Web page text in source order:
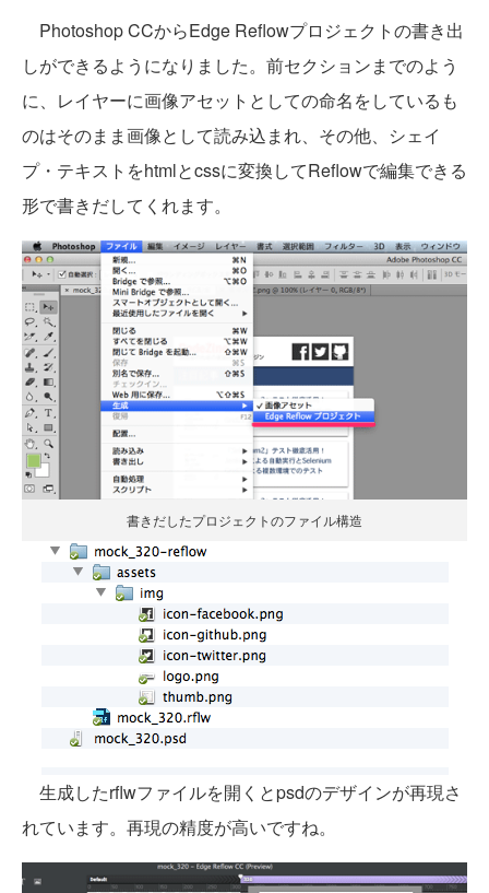
Photoshop CCからEdge Reflowプロジェクトの書き出
しができるようになりました。前セクションまでのよう
に、レイヤーに画像アセットとしての命名をしているも
のはそのまま画像として読み込まれ、その他、シェイ
プ・テキストをhtmlとcssに変換してReflowで編集できる
形で書きだしてくれます。
書きだしたプロジェクトのファイル構造
生成したrflwファイルを開くとpsdのデザインが再現さ
れています。再現の精度が高いですね。